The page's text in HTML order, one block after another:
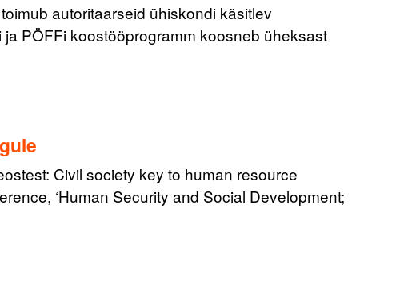
autoritaarseid ühiskondi käsitlev
PÖFFi koostööprogramm koosneb üheksast
Civil society key to human resource
‘Human Security and Social Development;